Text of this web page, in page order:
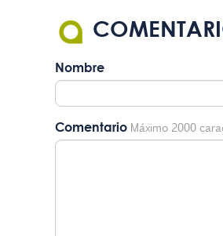
Nombre
Comentario Máximo 2000